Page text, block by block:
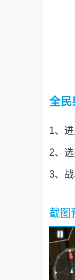
全民
1、
2、
3、
截图